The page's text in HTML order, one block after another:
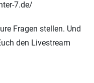
7.de/
Fragen stellen. Und
den Livestream